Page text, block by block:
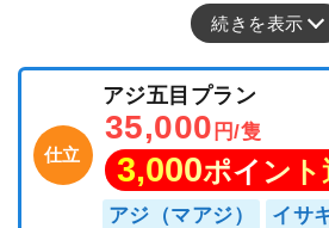
続きを表示
仕立
アジ五目プラン
35,000 円/隻
3,000ポイント
アジ（マアジ） イサ